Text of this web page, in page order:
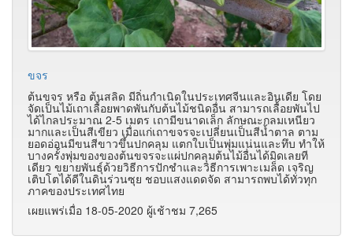
ขจร
ต้นขจร หรือ ต้นสลิด มีถิ่นกำเนิดในประเทศจีนและอินเดีย โดย
จัดเป็นไม้เถาเลื้อยพาดพันกับต้นไม้ชนิดอื่น สามารถเลื้อยพันไป
ได้ไกลประมาณ 2-5 เมตร เถามีขนาดเล็ก ลักษณะกลมเหนียว
มากและเป็นสีเขียว เมื่อแก่เถาขจรจะเปลี่ยนเป็นสีน้ำตาล ตาม
ยอดอ่อนมีขนสีขาวขึ้นปกคลุม แตกใบเป็นพุ่มแน่นและทึบ ทำให้
บางครั้งพุ่มของของต้นขจรจะแผ่ปกคลุมต้นไม้อื่นได้มิดเลยที
เดียว ขยายพันธุ์ด้วยวิธีการปักชำและวิธีการเพาะเมล็ด เจริญ
เติบโตได้ดีในดินร่วนซุย ชอบแสงแดดจัด สามารถพบได้ทั่วทุก
ภาคของประเทศไทย
เผยแพร่เมื่อ 18-05-2020 ผู้เช้าชม 7,265